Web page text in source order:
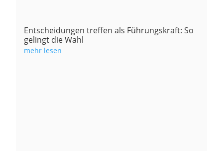
Entscheidungen treffen als Führungskraft: So
gelingt die Wahl
mehr lesen